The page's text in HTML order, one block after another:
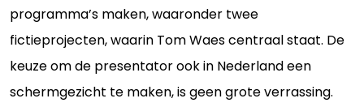
programma’s maken, waaronder twee
fictieprojecten, waarin Tom Waes centraal staat. De
keuze om de presentator ook in Nederland een
schermgezicht te maken, is geen grote verrassing.